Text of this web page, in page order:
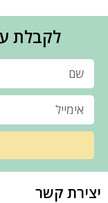
לקבלת
יצירת קשר